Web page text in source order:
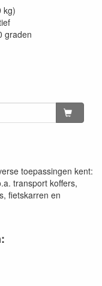
kg)
graden
toepassingen kent:
transport koffers,
fietskarren en